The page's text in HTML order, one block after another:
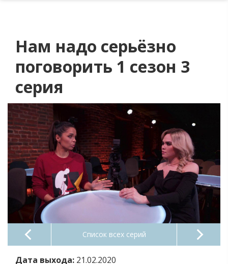
Нам надо серьёзно
поговорить 1 сезон 3
серия
Список всех серий
Дата выхода: 21.02.2020